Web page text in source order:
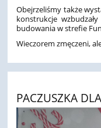
Obejrzeliśmy także
konstrukcje
budowania w strefie
Wieczorem zmęczeni,
PACZUSZKA